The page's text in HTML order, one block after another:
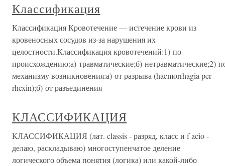
Классификация
Классификация Кровотечение — истечение крови из
кровеносных сосудов из-за нарушения их
целостности.Классификация кровотечений:1) по
происхождению:а) травматические;б) нетравматические;2)
механизму возникновения:а) от разрыва (haemorrhagia per
rhexin);б) от разъединения
КЛАССИФИКАЦИЯ
КЛАССИФИКАЦИЯ (лат. classis - разряд, класс и f acio -
делаю, раскладываю) многоступенчатое деление
логического объема понятия (логика) или какой-либо